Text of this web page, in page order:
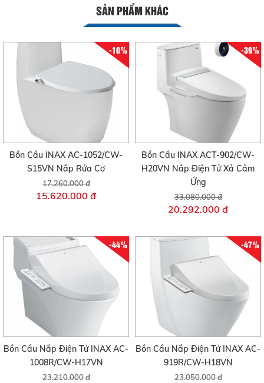
SẢN PHẨM KHÁC
-10%
Bồn Cầu INAX AC-1052/CW-
S15VN Nắp Rửa Cơ
17.260.000 đ
15.620.000 đ
-39%
Bồn Cầu INAX ACT-902/CW-
H20VN Nắp Điện Tử Xả Cảm
Ứng
33.080.000 đ
20.292.000 đ
-44%
Bồn Cầu Nắp Điện Tử INAX AC-
1008R/CW-H17VN
23.210.000 đ
-47%
Bồn Cầu Nắp Điện Tử INAX AC-
919R/CW-H18VN
23.050.000 đ